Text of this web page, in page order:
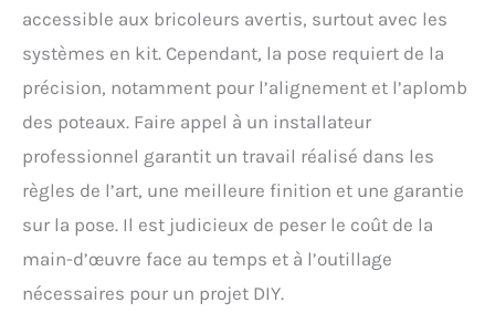
accessible aux bricoleurs avertis, surtout avec les
systèmes en kit. Cependant, la pose requiert de la
précision, notamment pour l’alignement et l’aplomb
des poteaux. Faire appel à un installateur
professionnel garantit un travail réalisé dans les
règles de l’art, une meilleure finition et une garantie
sur la pose. Il est judicieux de peser le coût de la
main-d’œuvre face au temps et à l’outillage
nécessaires pour un projet DIY.